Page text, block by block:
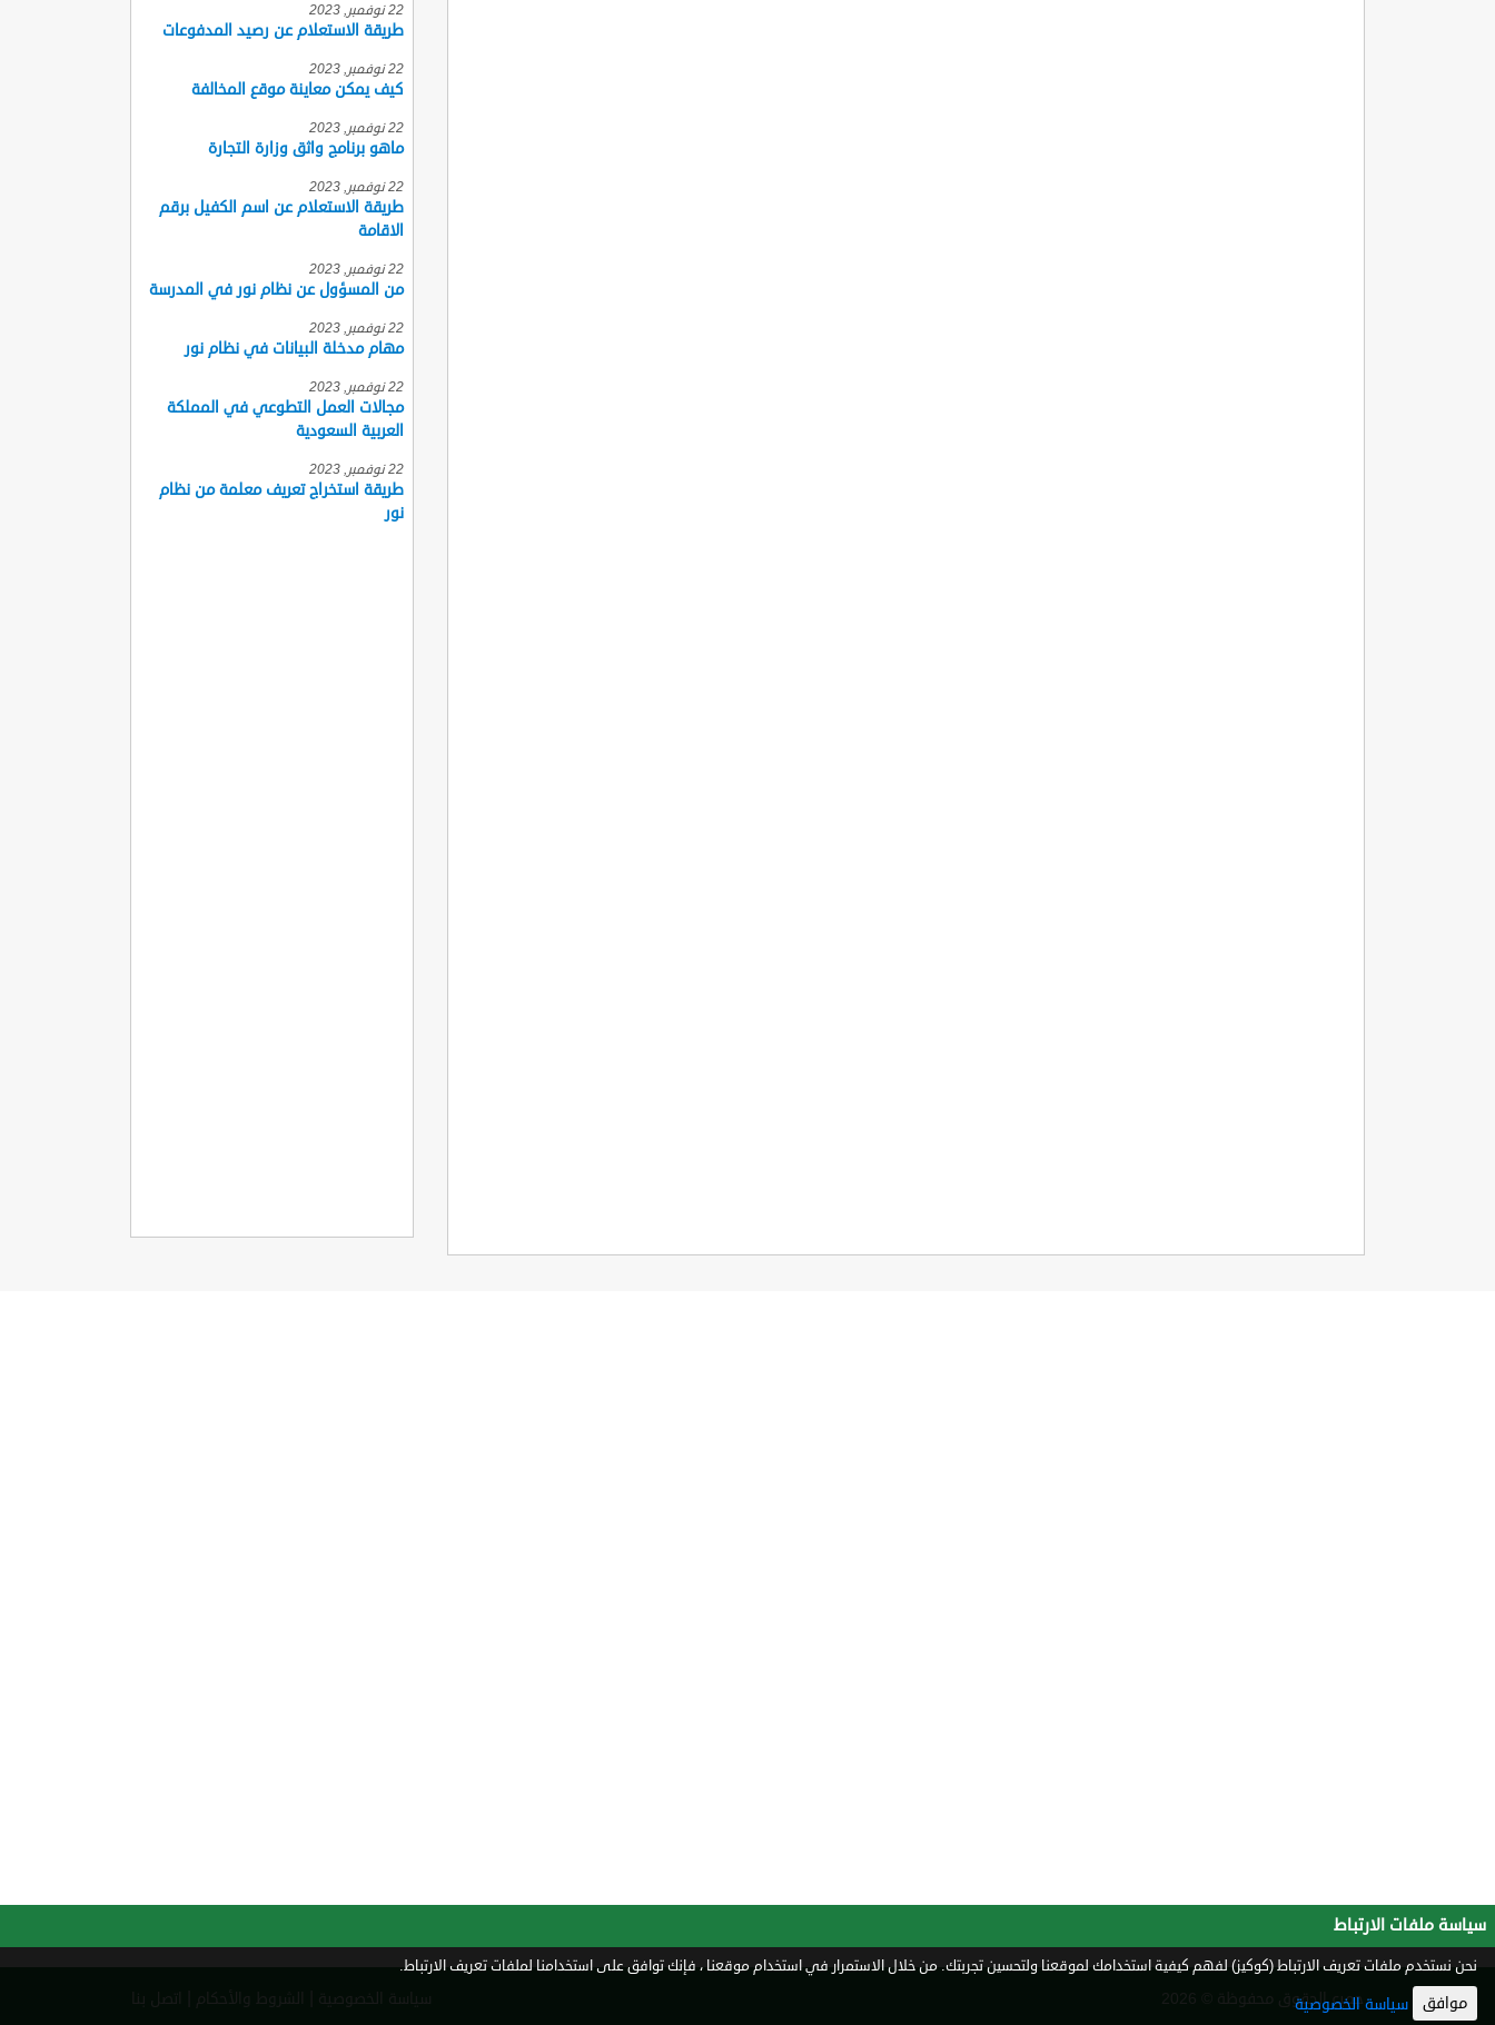
22 نوفمبر, 2023
طريقة الاستعلام عن رصيد المدفوعات
22 نوفمبر, 2023
كيف يمكن معاينة موقع المخالفة
22 نوفمبر, 2023
ماهو برنامج واثق وزارة التجارة
22 نوفمبر, 2023
طريقة الاستعلام عن اسم الكفيل برقم
الاقامة
22 نوفمبر, 2023
من المسؤول عن نظام نور في المدرسة
22 نوفمبر, 2023
مهام مدخلة البيانات في نظام نور
22 نوفمبر, 2023
مجالات العمل التطوعي في المملكة
العربية السعودية
22 نوفمبر, 2023
طريقة استخراج تعريف معلمة من نظام
نور
جميع الحقوق محفوظة © 2026
سياسة ملفات الارتباط
نحن نستخدم ملفات تعريف الارتباط (كوكيز) لفهم كيفية استخدامك لموقعنا ولتحسين تجربتك. من خلال الاستمرار في استخدام موقعنا ، فإنك توافق على استخدامنا لملفات تعريف الارتباط.
موافق سياسة الخصوصية